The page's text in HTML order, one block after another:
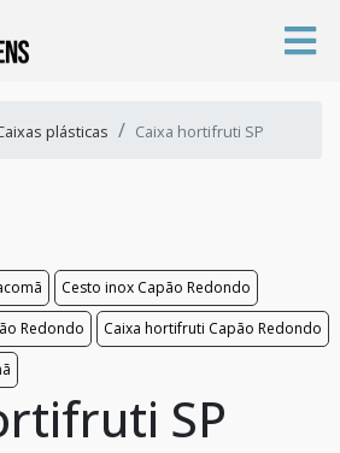
plásticas Caixa hortifruti SP
Cesto inox Capão Redondo
Redondo
Caixa hortifruti Capão Redondo
SP